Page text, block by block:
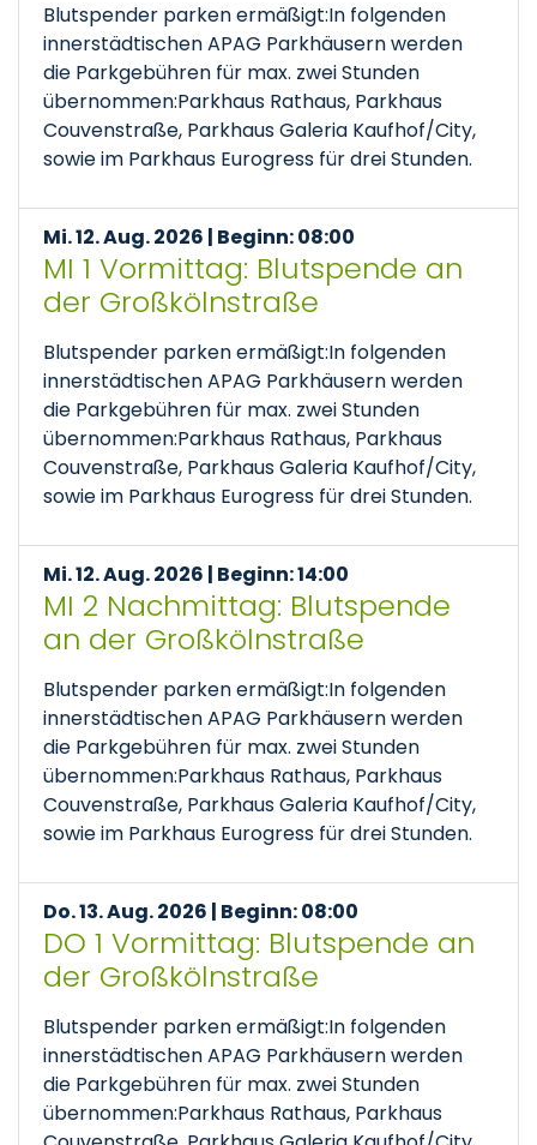
Blutspender parken ermäßigt:In folgenden
innerstädtischen APAG Parkhäusern werden
die Parkgebühren für max. zwei Stunden
übernommen:Parkhaus Rathaus, Parkhaus
Couvenstraße, Parkhaus Galeria Kaufhof/City,
sowie im Parkhaus Eurogress für drei Stunden.
Mi. 12. Aug. 2026 | Beginn: 08:00
MI 1 Vormittag: Blutspende an
der Großkölnstraße
Blutspender parken ermäßigt:In folgenden
innerstädtischen APAG Parkhäusern werden
die Parkgebühren für max. zwei Stunden
übernommen:Parkhaus Rathaus, Parkhaus
Couvenstraße, Parkhaus Galeria Kaufhof/City,
sowie im Parkhaus Eurogress für drei Stunden.
Mi. 12. Aug. 2026 | Beginn: 14:00
MI 2 Nachmittag: Blutspende
an der Großkölnstraße
Blutspender parken ermäßigt:In folgenden
innerstädtischen APAG Parkhäusern werden
die Parkgebühren für max. zwei Stunden
übernommen:Parkhaus Rathaus, Parkhaus
Couvenstraße, Parkhaus Galeria Kaufhof/City,
sowie im Parkhaus Eurogress für drei Stunden.
Do. 13. Aug. 2026 | Beginn: 08:00
DO 1 Vormittag: Blutspende an
der Großkölnstraße
Blutspender parken ermäßigt:In folgenden
innerstädtischen APAG Parkhäusern werden
die Parkgebühren für max. zwei Stunden
übernommen:Parkhaus Rathaus, Parkhaus